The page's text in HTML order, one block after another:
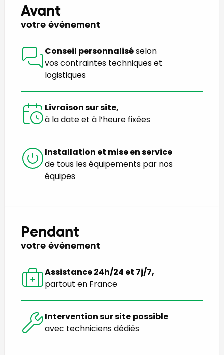
Avant
votre événement
Conseil personnaliséselon
vos contraintes techniques et
logistiques
Livraison sur site,
à la date et à l’heure fixées
Installation et mise en service
de tous les équipements par nos
équipes
Pendant
votre événement
Assistance 24h/24 et 7j/7,
partout en France
Intervention sur site possible
avec techniciens dédiés